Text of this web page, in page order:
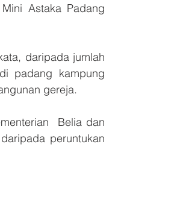
Astaka Padang
daripada jumlah
padang kampung
gereja.
Belia dan
peruntukan